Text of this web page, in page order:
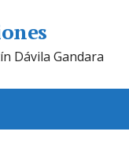
Dávila Gandara